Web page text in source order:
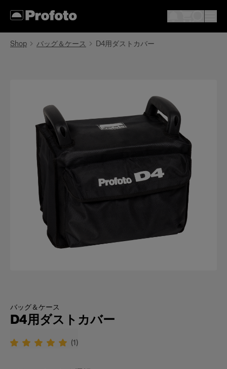
Shop バッグ＆ケース D4用ダストカバー
バッグ＆ケース
D4用ダストカバー
(1)